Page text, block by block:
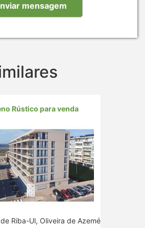
Rústico para venda
Riba-Ul, Oliveira de Azeméis, Aveiro